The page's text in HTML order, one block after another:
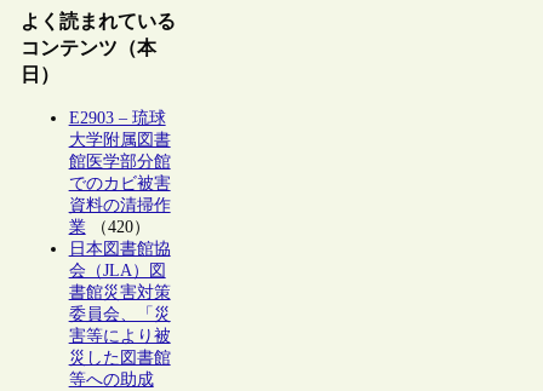
よく読まれている
コンテンツ（本
日）
E2903 – 琉球
大学附属図書
館医学部分館
でのカビ被害
資料の清掃作
業（420）
日本図書館協
会（JLA）図
書館災害対策
委員会、「災
害等により被
災した図書館
等への助成